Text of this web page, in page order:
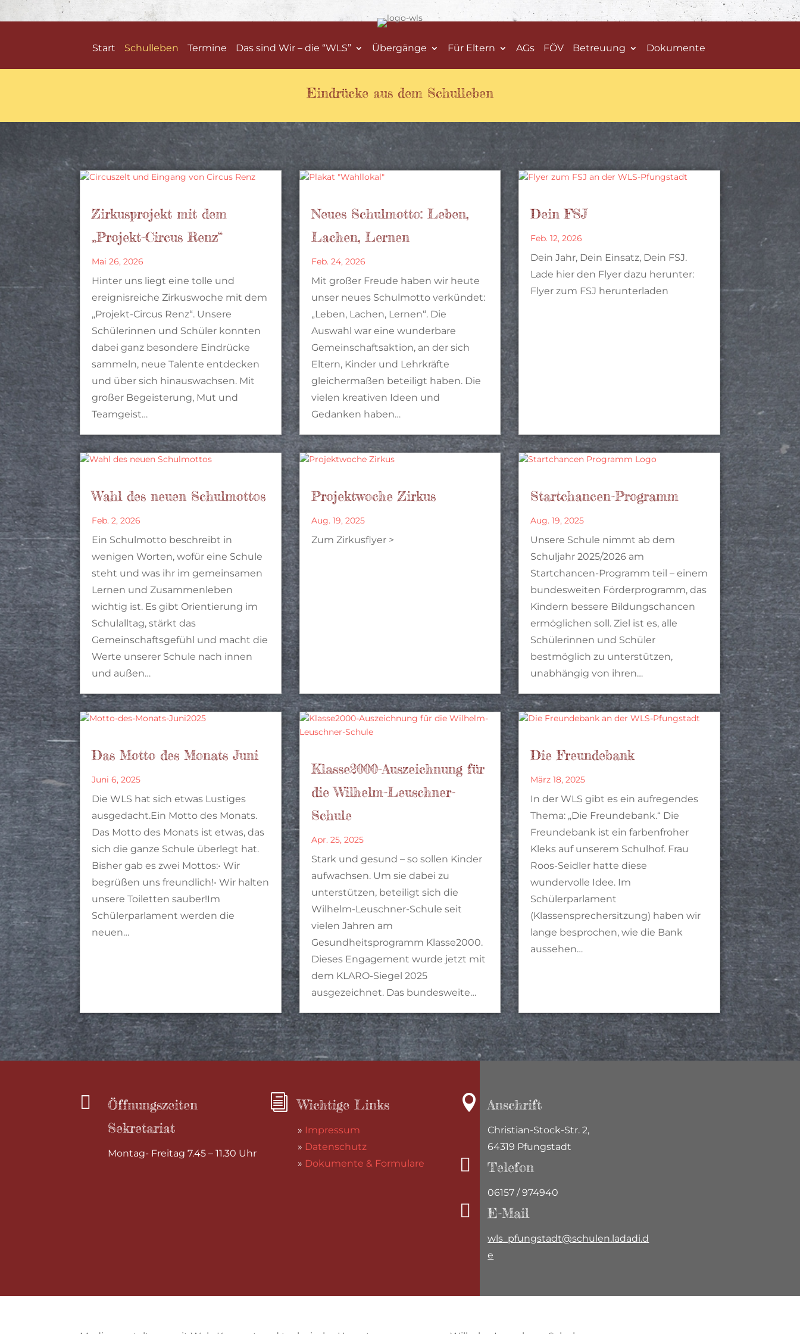
Start Schulleben Termine Das sind Wir – die “WLS” Übergänge Für Eltern AGs FÖV Betreuung Dokumente
Eindrücke aus dem Schulleben
Zirkusprojekt mit dem
„Projekt-Circus Renz“
Mai 26, 2026
Hinter uns liegt eine tolle und
ereignisreiche Zirkuswoche mit dem
„Projekt-Circus Renz“. Unsere
Schülerinnen und Schüler konnten
dabei ganz besondere Eindrücke
sammeln, neue Talente entdecken
und über sich hinauswachsen. Mit
großer Begeisterung, Mut und
Teamgeist…
Neues Schulmotto: Leben,
Lachen, Lernen
Feb. 24, 2026
Mit großer Freude haben wir heute
unser neues Schulmotto verkündet:
„Leben, Lachen, Lernen“. Die
Auswahl war eine wunderbare
Gemeinschaftsaktion, an der sich
Eltern, Kinder und Lehrkräfte
gleichermaßen beteiligt haben. Die
vielen kreativen Ideen und
Gedanken haben…
Dein FSJ
Feb. 12, 2026
Dein Jahr, Dein Einsatz, Dein FSJ.
Lade hier den Flyer dazu herunter:
Flyer zum FSJ herunterladen
Wahl des neuen Schulmottos
Feb. 2, 2026
Ein Schulmotto beschreibt in
wenigen Worten, wofür eine Schule
steht und was ihr im gemeinsamen
Lernen und Zusammenleben
wichtig ist. Es gibt Orientierung im
Schulalltag, stärkt das
Gemeinschaftsgefühl und macht die
Werte unserer Schule nach innen
und außen…
Projektwoche Zirkus
Aug. 19, 2025
Zum Zirkusflyer >
Startchancen-Programm
Aug. 19, 2025
Unsere Schule nimmt ab dem
Schuljahr 2025/2026 am
Startchancen-Programm teil – einem
bundesweiten Förderprogramm, das
Kindern bessere Bildungschancen
ermöglichen soll. Ziel ist es, alle
Schülerinnen und Schüler
bestmöglich zu unterstützen,
unabhängig von ihren…
Das Motto des Monats Juni
Juni 6, 2025
Die WLS hat sich etwas Lustiges
ausgedacht.Ein Motto des Monats.
Das Motto des Monats ist etwas, das
sich die ganze Schule überlegt hat.
Bisher gab es zwei Mottos:• Wir
begrüßen uns freundlich!• Wir halten
unsere Toiletten sauber!Im
Schülerparlament werden die
neuen…
Klasse2000-Auszeichnung für
die Wilhelm-Leuschner-
Schule
Apr. 25, 2025
Stark und gesund – so sollen Kinder
aufwachsen. Um sie dabei zu
unterstützen, beteiligt sich die
Wilhelm-Leuschner-Schule seit
vielen Jahren am
Gesundheitsprogramm Klasse2000.
Dieses Engagement wurde jetzt mit
dem KLARO-Siegel 2025
ausgezeichnet. Das bundesweite…
Die Freundebank
März 18, 2025
In der WLS gibt es ein aufregendes
Thema: „Die Freundebank.“ Die
Freundebank ist ein farbenfroher
Kleks auf unserem Schulhof. Frau
Roos-Seidler hatte diese
wundervolle Idee. Im
Schülerparlament
(Klassensprechersitzung) haben wir
lange besprochen, wie die Bank
aussehen…

Öffnungszeiten
Sekretariat
Montag- Freitag 7.45 – 11.30 Uhr
i Wichtige Links
» Impressum
» Datenschutz
» Dokumente & Formulare
 Anschrift
Christian-Stock-Str. 2,
64319 Pfungstadt
 Telefon
06157 / 974940
 E-Mail
wls_pfungstadt@schulen.ladadi.d
e